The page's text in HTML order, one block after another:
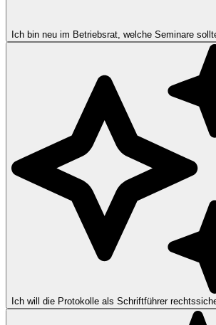
Ich bin neu im Betriebsrat, welche Seminare
Ich will die Protokolle als Schriftführer